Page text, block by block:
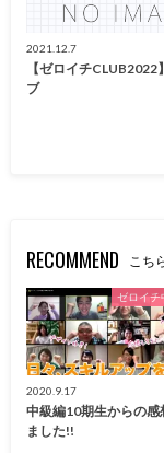
2021.12.7
【ゼロイチCLUB2022
ブ
RECOMMEND こち
ゼロイチ
2020.9.17
中級編10期生からの感
ました!!